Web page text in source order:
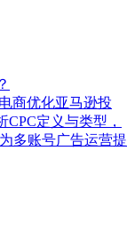
商优化亚马逊投
定义与类型，
多账号广告运营提